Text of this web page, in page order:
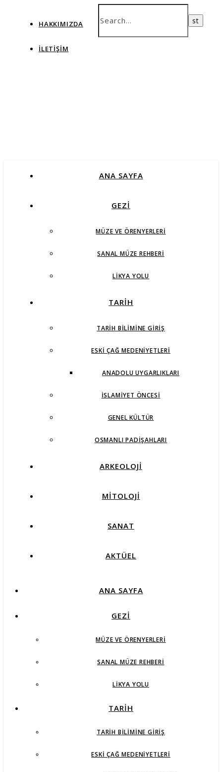
HAKKIMIZDA
İLETIŞIM
ANA SAYFA
GEZİ
MÜZE VE ÖRENYERLERI
SANAL MÜZE REHBERI
LIKYA YOLU
TARİH
TARIH BILIMINE GIRIŞ
ESKI ÇAĞ MEDENIYETLERI
ANADOLU UYGARLIKLARI
İSLAMIYET ÖNCESI
GENEL KÜLTÜR
OSMANLI PADIŞAHLARI
ARKEOLOJİ
MİTOLOJİ
SANAT
AKTÜEL
ANA SAYFA
GEZİ
MÜZE VE ÖRENYERLERI
SANAL MÜZE REHBERI
LIKYA YOLU
TARİH
TARIH BILIMINE GIRIŞ
ESKI ÇAĞ MEDENIYETLERI